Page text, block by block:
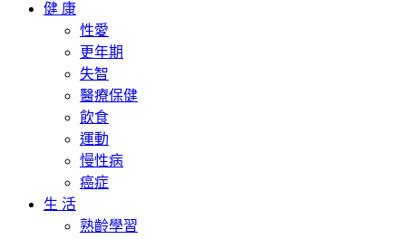
健 康
性愛
更年期
失智
醫療保健
飲食
運動
慢性病
癌症
生 活
熟齡學習